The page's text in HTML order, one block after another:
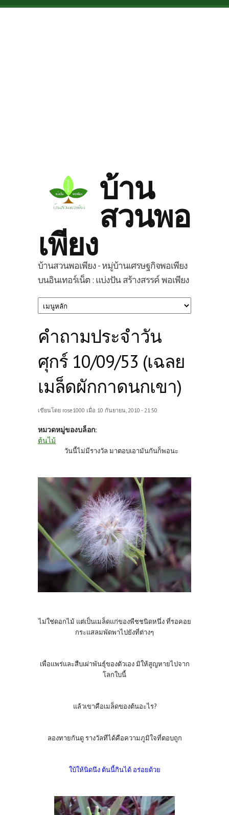
Skip to main content
บ้าน
สวนพอ
เพียง
บ้านสวนพอเพียง - หมู่บ้านเศรษฐกิจพอเพียง
บนอินเทอร์เน็ต : แบ่งปัน สร้างสรรค์ พอเพียง
คำถามประจำวัน
ศุกร์ 10/09/53 (เฉลย
เมล็ดผักกาดนกเขา)
เขียนโดย rose1000 เมื่อ 10 กันยายน, 2010 - 21:50
หมวดหมู่ของบล็อก:
ต้นไม้
วันนี้ไม่มีรางวัล มาตอบเอามันกันก็พอนะ
ไม่ใช่ดอกไม้ แต่เป็นเมล็ดแก่ของพืชชนิดหนึ่ง ที่รอคอย
กระแสลมพัดพาไปยังที่ต่างๆ
เพื่อแพร่และสืบเผ่าพันธุ์ของตัวเอง มิให้สูญหายไปจาก
โลกใบนี้
แล้วเขาคือเมล็ดของต้นอะไร?
ลองทายกันดู รางวัลทีได้คือความภูมิใจที่ตอบถูก
ใบ้ให้นิดนึง ต้นนี้กินได้ อร่อยด้วย